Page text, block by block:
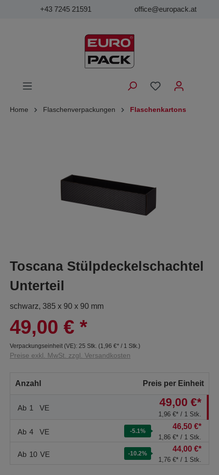
+43 7245 21591 office@europack.at
Home Flaschenverpackungen Flaschenkartons
Toscana Stülpdeckelschachtel
Unterteil
schwarz, 385 x 90 x 90 mm
49,00 € *
Verpackungseinheit (VE): 25 Stk. (1,96 €* / 1 Stk.)
Preise exkl. MwSt. zzgl. Versandkosten
Anzahl Preis per Einheit
Ab 1 VE 49,00 €*
1,96 €* / 1 Stk.
Ab 4 VE -5.1%
46,50 €*
1,86 €* / 1 Stk.
Ab 10 VE -10.2%
44,00 €*
1,76 €* / 1 Stk.